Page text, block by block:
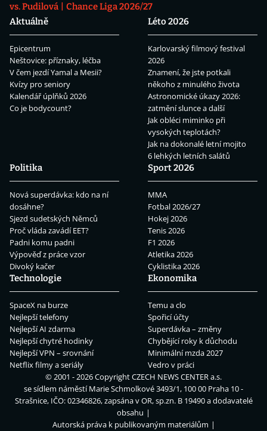
vs. Pudilová
Chance Liga 2026/27
Aktuálně
Epicentrum
Neštovice: příznaky, léčba
V čem jezdí Yamal a Mesii?
Kvízy pro seniory
Kalendář úplňků 2026
Co je bodycount?
Léto 2026
Karlovarský filmový festival
2026
Znamení, že jste potkali
někoho z minulého života
Astronomické úkazy 2026:
zatmění slunce a další
Jak obléci miminko při
vysokých teplotách?
Jak na dokonalé letní mojito
6 lehkých letních salátů
Politika
Nová superdávka: kdo na ní
dosáhne?
Sjezd sudetských Němců
Proč vláda zavádí EET?
Padni komu padni
Výpověď z práce vzor
Divoký kačer
Sport 2026
MMA
Fotbal 2026/27
Hokej 2026
Tenis 2026
F1 2026
Atletika 2026
Cyklistika 2026
Technologie
SpaceX na burze
Nejlepší telefony
Nejlepší AI zdarma
Nejlepší chytré hodinky
Nejlepší VPN – srovnání
Netflix filmy a seriály
Ekonomika
Temu a clo
Spořicí účty
Superdávka – změny
Chybějící roky k důchodu
Minimální mzda 2027
Vedro v práci
© 2001 - 2026 CopyrightCZECH NEWS CENTER a.s.
se sídlem náměstí Marie Schmolkové 3493/1, 100 00 Praha 10 -
Strašnice, IČO: 02346826, zapsána v OR, sp.zn. B 19490 a dodavatelé
obsahu
Autorská práva k publikovaným materiálům